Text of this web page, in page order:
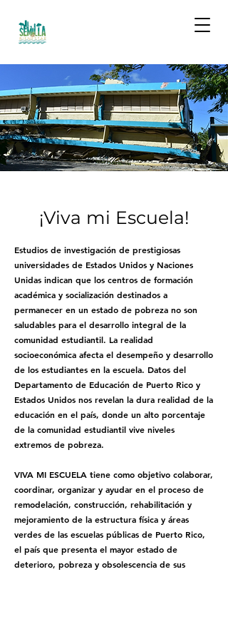
¡Viva mi Escuela!
Estudios de investigación de prestigiosas
universidades de Estados Unidos y Naciones
Unidas indican que los centros de formación
académica y socialización destinados a
permanecer en un estado de pobreza no son
saludables para el desarrollo integral de la
comunidad estudiantil. La realidad
socioeconómica afecta el desempeño y desarrollo
de los estudiantes en la escuela. Datos del
Departamento de Educación de Puerto Rico y
Estados Unidos nos revelan la dura realidad de la
educación en el país, donde un alto porcentaje
de la comunidad estudiantil vive niveles
extremos de pobreza.
VIVA MI ESCUELA tiene como objetivo colaborar,
coordinar, organizar y ayudar en el proceso de
remodelación, construcción, rehabilitación y
mejoramiento de la estructura física y áreas
verdes de las escuelas públicas de Puerto Rico,
el país que presenta el mayor estado de
deterioro, pobreza y obsolescencia de sus